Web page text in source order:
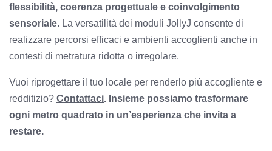
flessibilità, coerenza progettuale e coinvolgimento
sensoriale. La versatilità dei moduli JollyJ consente di
realizzare percorsi efficaci e ambienti accoglienti anche in
contesti di metratura ridotta o irregolare.
Vuoi riprogettare il tuo locale per renderlo più accogliente e
redditizio? Contattaci. Insieme possiamo trasformare
ogni metro quadrato in un’esperienza che invita a
restare.